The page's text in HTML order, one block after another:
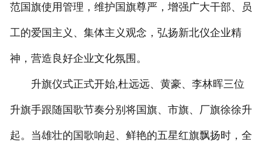
范国旗使用管理，维护国旗尊严，增强广大干部、员
工的爱国主义、集体主义观念，弘扬新北仪企业精
神，营造良好企业文化氛围。
升旗仪式正式开始,杜远远、黄豪、李林晖三位
升旗手跟随国歌节奏分别将国旗、市旗、厂旗徐徐升
起。当雄壮的国歌响起、鲜艳的五星红旗飘扬时，全